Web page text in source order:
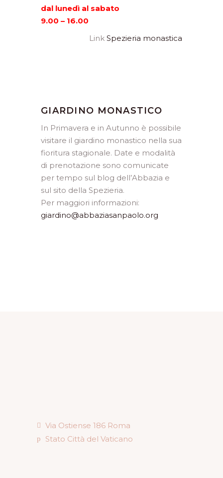
dal lunedì al sabato
9.00 – 16.00
Link Spezieria monastica
GIARDINO MONASTICO
In Primavera e in Autunno è possibile
visitare il giardino monastico nella sua
fioritura stagionale. Date e modalità
di prenotazione sono comunicate
per tempo sul blog dell’Abbazia e
sul sito della Spezieria.
Per maggiori informazioni:
giardino@abbaziasanpaolo.org
Via Ostiense 186 Roma
Stato Città del Vaticano